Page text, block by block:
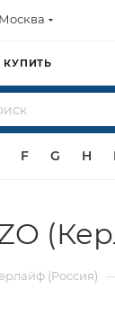
Москва
КУПИТЬ
F G H
(Россия)